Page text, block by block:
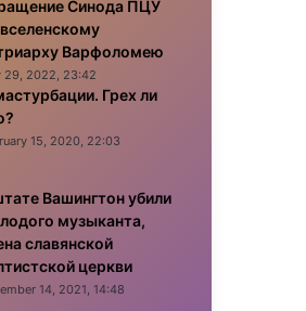
Синода ПЦУ
Варфоломею
29, 2022, 23:42
Грех ли
15, 2020, 22:03
Вашингтон убили
музыканта,
славянской
церкви
14, 2021, 14:48